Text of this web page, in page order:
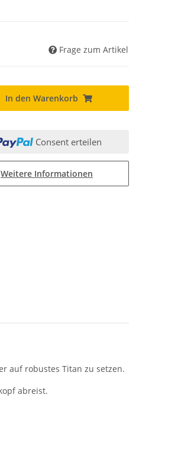
Frage zum Artikel
In den Warenkorb
Consent erteilen
Weitere Informationen
auf robustes Titan zu setzen.
abreist.